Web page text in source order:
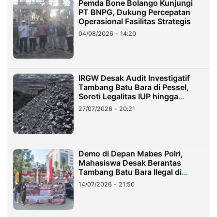
Pemda Bone Bolango Kunjungi
PT BNPG, Dukung Percepatan
Operasional Fasilitas Strategis
04/08/2026 - 14:20
IRGW Desak Audit Investigatif
Tambang Batu Bara di Pessel,
Soroti Legalitas IUP hingga
Stockpile
27/07/2026 - 20:21
Demo di Depan Mabes Polri,
Mahasiswa Desak Berantas
Tambang Batu Bara Ilegal di
Lampung
14/07/2026 - 21:50